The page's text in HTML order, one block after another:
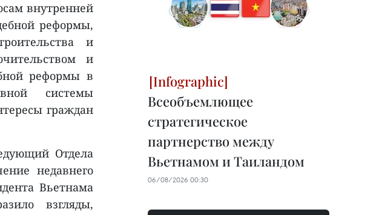
внутренней
реформы,
и
и
реформы в
системы
граждан
Отдела
недавнего
Вьетнама
взгляды,
Всеобъемлющее
стратегическое
партнерство между
Вьетнамом и Таиландом
06/08/2026 00:30